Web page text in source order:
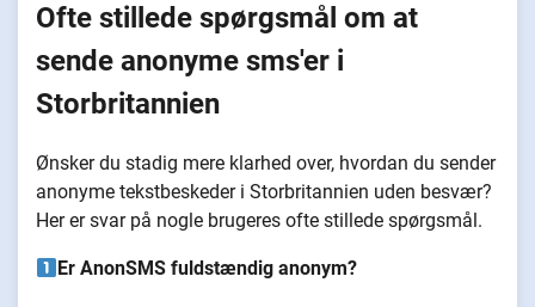
Ofte stillede spørgsmål om at
sende anonyme sms'er i
Storbritannien
Ønsker du stadig mere klarhed over, hvordan du sender
anonyme tekstbeskeder i Storbritannien uden besvær?
Her er svar på nogle brugeres ofte stillede spørgsmål.
Er AnonSMS fuldstændig anonym?